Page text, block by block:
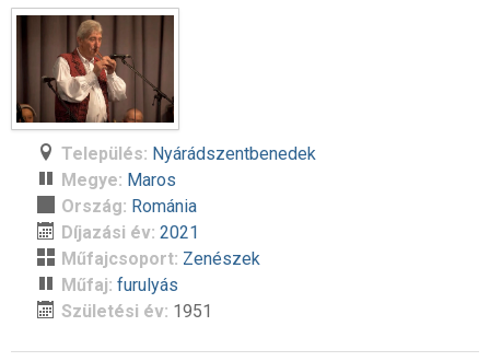
Település: Nyárádszentbenedek
Megye: Maros
Ország: Románia
Díjazási év: 2021
Műfajcsoport: Zenészek
Műfaj: furulyás
Születési év: 1951